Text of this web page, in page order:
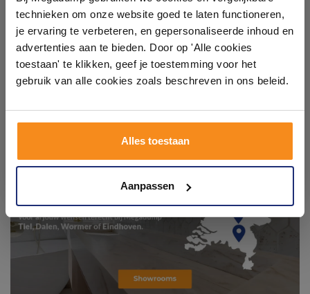
technieken om onze website goed te laten functioneren,
je ervaring te verbeteren, en gepersonaliseerde inhoud en
advertenties aan te bieden. Door op 'Alle cookies
toestaan' te klikken, geef je toestemming voor het
gebruik van alle cookies zoals beschreven in ons beleid.
Alles toestaan
Aanpassen
Laat je inspireren door 21 volledig ingerichte
badkameropstellingen – van compact tot luxe. Onze
ervaren adviseurs helpen je persoonlijk, en je vindt
tegels & sanitair direct uit voorraad. Gratis parkeren
op eigen terrein.
Kom langs en ervaar zelf het verschil!